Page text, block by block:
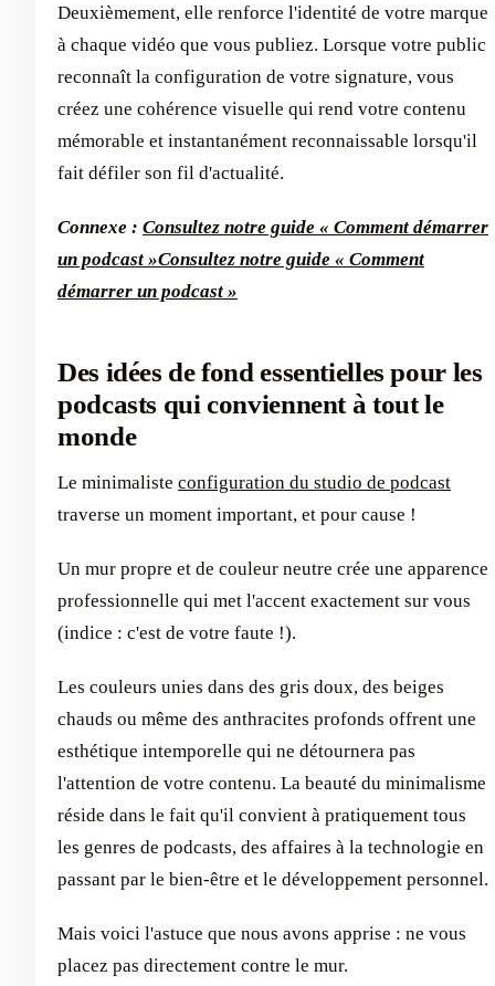
Deuxièmement, elle renforce l'identité de votre marque
à chaque vidéo que vous publiez. Lorsque votre public
reconnaît la configuration de votre signature, vous
créez une cohérence visuelle qui rend votre contenu
mémorable et instantanément reconnaissable lorsqu'il
fait défiler son fil d'actualité.
Connexe : Consultez notre guide « Comment démarrer
un podcast »Consultez notre guide « Comment
démarrer un podcast »
Des idées de fond essentielles pour les
podcasts qui conviennent à tout le
monde
Le minimaliste configuration du studio de podcast
traverse un moment important, et pour cause !
Un mur propre et de couleur neutre crée une apparence
professionnelle qui met l'accent exactement sur vous
(indice : c'est de votre faute !).
Les couleurs unies dans des gris doux, des beiges
chauds ou même des anthracites profonds offrent une
esthétique intemporelle qui ne détournera pas
l'attention de votre contenu. La beauté du minimalisme
réside dans le fait qu'il convient à pratiquement tous
les genres de podcasts, des affaires à la technologie en
passant par le bien-être et le développement personnel.
Mais voici l'astuce que nous avons apprise : ne vous
placez pas directement contre le mur.